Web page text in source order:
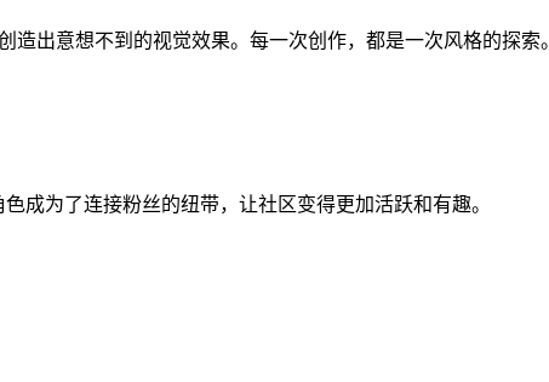
出意想不到的视觉效果。每一次创作，都是一次风格的探索。
成为了连接粉丝的纽带，让社区变得更加活跃和有趣。